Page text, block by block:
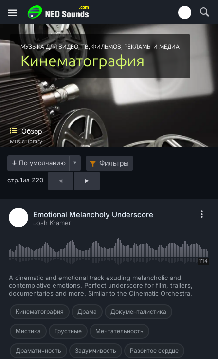
МУЗЫКА ДЛЯ ВИДЕО, ТВ, ФИЛЬМОВ, РЕКЛАМЫ И МЕДИА
Кинематография
Обзор
Music library
Фильтры
стр.1из 220
Emotional Melancholy Underscore
Josh Kramer
1:14
A cinematic and emotional track exuding melancholic and
contemplative emotions. Perfect underscore for film, trailers,
documentaries and more. Similar to the Cinematic Orchestra.
Кинематография Драма Документалистика
Мистика Грустные Мечтательность
Драматичность Задумчивость Разбитое сердце